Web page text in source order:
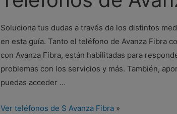
Soluciona tus dudas a través de los distintos
en esta guía. Tanto el teléfono de Avanza Fibra
con Avanza Fibra, están habilitadas para
problemas con los servicios y más. También,
puedas acceder …
Ver teléfonos de S Avanza Fibra »